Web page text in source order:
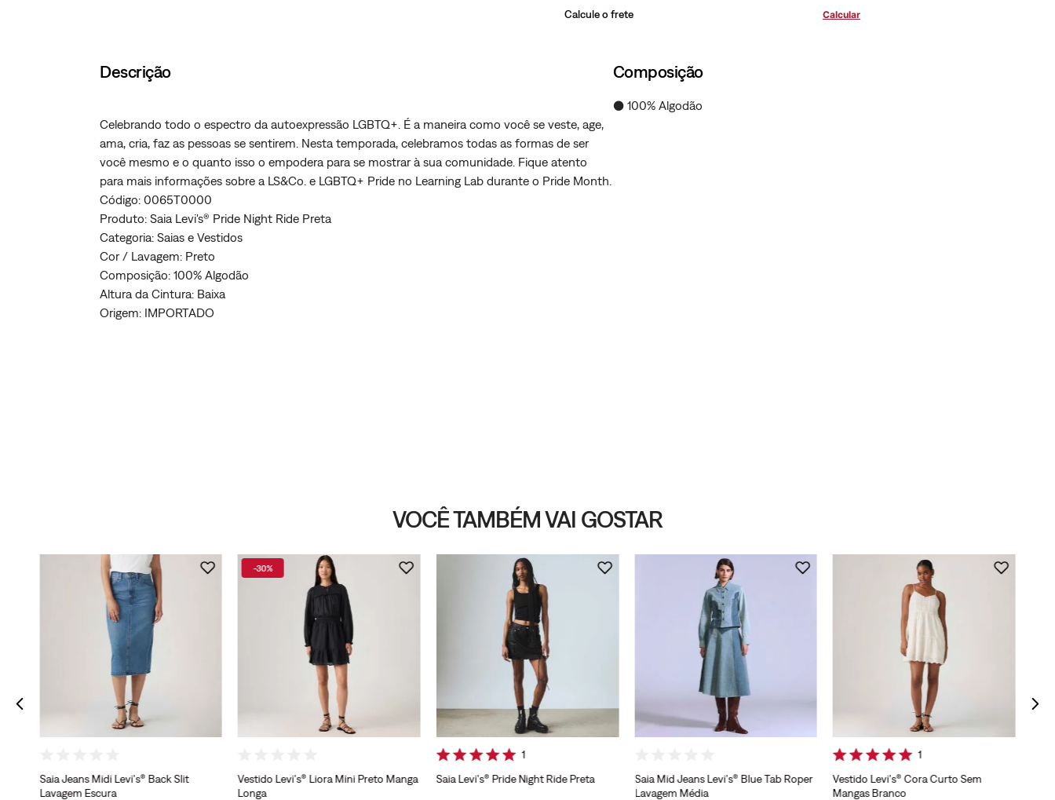
Calcule o frete
Descrição
Celebrando todo o espectro da autoexpressão LGBTQ+. É a maneira como você se veste, age,
ama, cria, faz as pessoas se sentirem. Nesta temporada, celebramos todas as formas de ser
você mesmo e o quanto isso o empodera para se mostrar à sua comunidade. Fique atento
para mais informações sobre a LS&Co. e LGBTQ+ Pride no Learning Lab durante o Pride Month.
Código: 0065T0000
Produto: Saia Levi's® Pride Night Ride Preta
Categoria: Saias e Vestidos
Cor / Lavagem: Preto
Composição: 100% Algodão
Altura da Cintura: Baixa
Origem: IMPORTADO
Composição
● 100% Algodão
VOCÊ TAMBÉM VAI GOSTAR
Saia Jeans Midi Levi's® Back Slit
Lavagem Escura
-30%
Vestido Levi's® Liora Mini Preto Manga
Longa
1
Saia Levi's® Pride Night Ride Preta
Saia Mid Jeans Levi's® Blue Tab Roper
Lavagem Média
1
Vestido Levi's® Cora Curto Sem
Mangas Branco